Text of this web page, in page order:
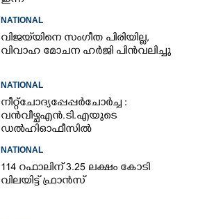
NATIONAL
വിജയ്‌യിനെ സംഗീത പിരിയില്ല,
വിവാഹ മോചന ഹർജി പിൻവലിച്ചു
NATIONAL
നീറ്റ് ചോദ്യപ്പേപ്പർ ചോർച്ച :
വൻവീഴ്ച എൻ.ടി.എയുടെ
ഡൽഹി ഓഫീസിൽ
NATIONAL
114 റഫാലിന് 3.25 ലക്ഷം കോടി
വിലയിട്ട് ഫ്രാൻസ്